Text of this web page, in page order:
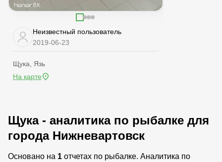
Неизвестный пользователь
2019-06-23
Щука, Язь
На карте
Щука - аналитика по рыбалке для
города Нижневартовск
Основано на 1 отчетах по рыбалке. Аналитика по